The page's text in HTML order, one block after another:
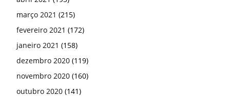
março 2021 (215)
fevereiro 2021 (172)
janeiro 2021 (158)
dezembro 2020 (119)
novembro 2020 (160)
outubro 2020 (141)